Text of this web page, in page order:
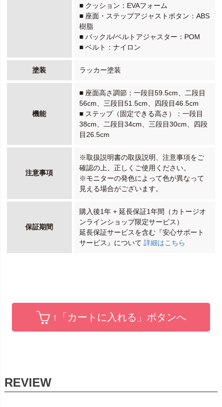
■ クッション：EVAフォーム
■ 座面・ステップアジャストボタン：ABS
樹脂
■ バックル/ベルトアジャスター：POM
■ ベルト：ナイロン
塗装 ラッカー塗装
機能
■ 座面高さ調節：一段目59.5cm、二段目
56cm、三段目51.5cm、四段目46.5cm
■ ステップ（固定できる高さ）：一段目
38cm、二段目34cm、三段目30cm、四段
目26.5cm
注意事項
※取扱説明書の取扱説明、注意事項をご
確認の上、正しくご使用ください。
※モニターの発色によって色が異なって
見える場合がございます。
保証期間
購入後1年 + 延長保証1年間（カトージオ
ンラインショップ限定サービス）
延長保証サービスを含む『安心サポート
サービス』について 詳細はこちら
↑「カートに入れる」ボタンへ